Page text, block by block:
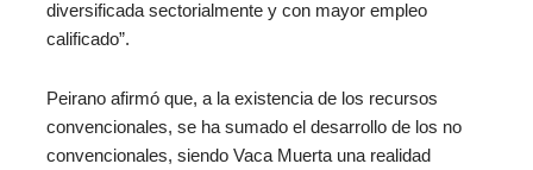
diversificada sectorialmente y con mayor empleo
calificado”.
Peirano afirmó que, a la existencia de los recursos
convencionales, se ha sumado el desarrollo de los no
convencionales, siendo Vaca Muerta una realidad